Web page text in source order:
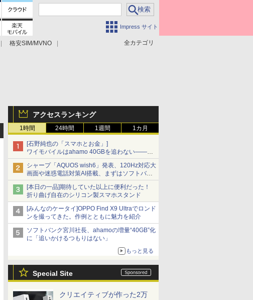
Impress サイト
全カテゴリ
格安SIM/MVNO
アクセスランキング
1時間 24時間 1週間 1カ月
[石野純也の「スマホとお金」]
ワイモバイルはahamo 40GBを追わない――単
身向け「超おトク割」の安さと1年限定の注意
点
シャープ「AQUOS wish6」発表、120Hz対応大
画面や迷惑電話対策AI搭載、まずはソフトバン
クの法人向け
[本日の一品]期待していた以上に便利だった！
折り曲げ自在のシリコン製スマホスタンド
[みんなのケータイ]OPPO Find X9 Ultraでロンド
ンを撮ってきた。作例とともに魅力を紹介
ソフトバンク宮川社長、ahamoの増量“40GB”化
に「追いかけるつもりはない」
もっと見る
Special Site
クリエイティブが作った2万